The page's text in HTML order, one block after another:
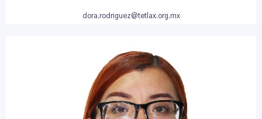
dora.rodriguez@tetlax.org.mx